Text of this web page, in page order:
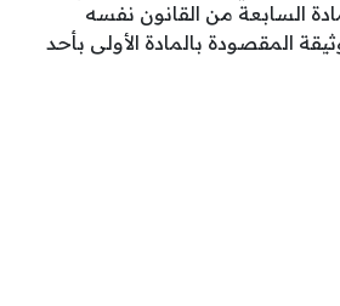
السابعة من القانون نفسه
المقصودة بالمادة الأولى بأحد